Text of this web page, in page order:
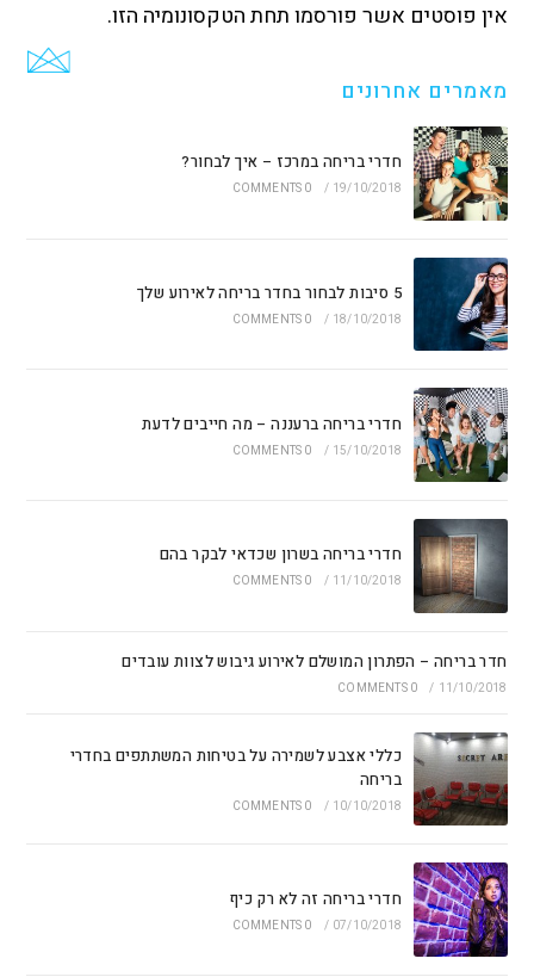
Skipאין פוסטים אשר פורסמו תחת הטקסונומיה הזו.
מאמרים אחרונים
חדרי בריחה במרכז – איך לבחור?
19/10/2018
/
0 COMMENTS
5 סיבות לבחור בחדר בריחה לאירוע שלך
18/10/2018
/
0 COMMENTS
חדרי בריחה ברעננה – מה חייבים לדעת
15/10/2018
/
0 COMMENTS
חדרי בריחה בשרון שכדאי לבקר בהם
11/10/2018
/
0 COMMENTS
חדר בריחה – הפתרון המושלם לאירוע גיבוש לצוות עובדים
11/10/2018
/
0 COMMENTS
כללי אצבע לשמירה על בטיחות המשתתפים בחדרי
בריחה
10/10/2018
/
0 COMMENTS
חדרי בריחה זה לא רק כיף
07/10/2018
/
0 COMMENTS